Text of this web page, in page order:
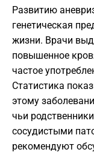
​Развитию
генетическая
жизни. Врачи
повышенное
частое
Статистика
этому
чьи
сосудистыми
рекомендуют